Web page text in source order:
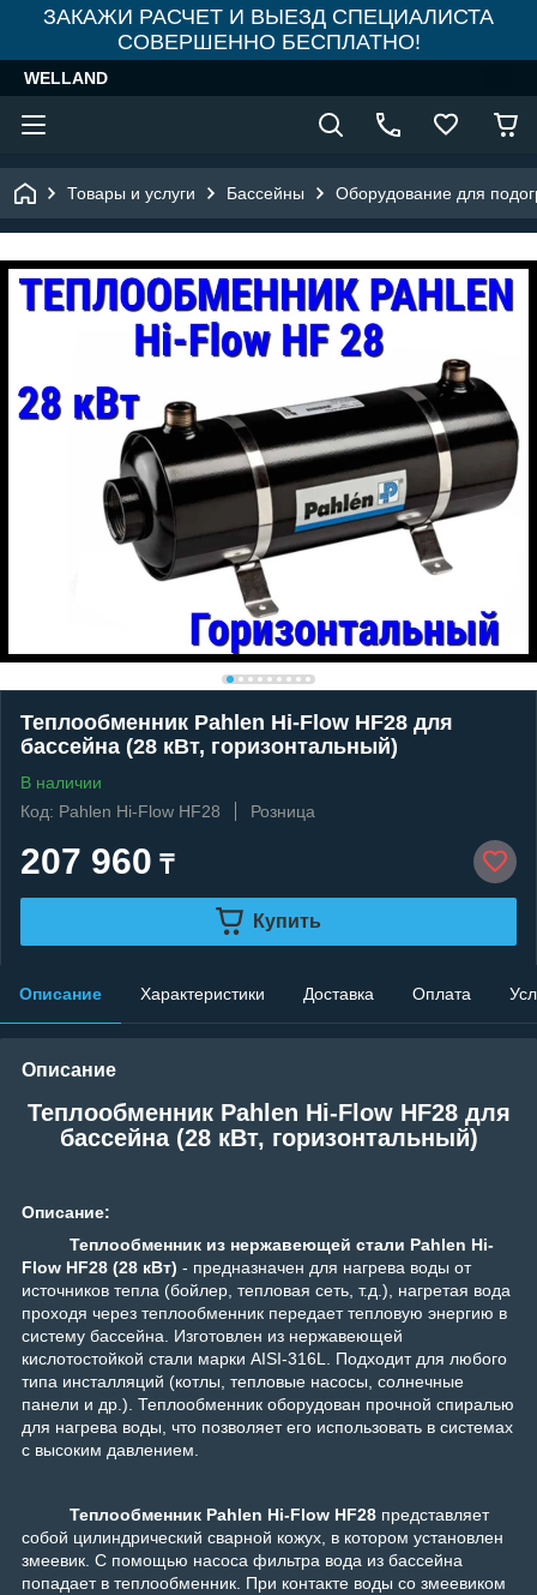
ЗАКАЖИ РАСЧЕТ И ВЫЕЗД СПЕЦИАЛИСТА
СОВЕРШЕННО БЕСПЛАТНО!
WELLAND
Товары и услуги Бассейны Оборудование для
Теплообменник Pahlen Hi-Flow HF28 для
бассейна (28 кВт, горизонтальный)
В наличии
Код: Pahlen Hi-Flow HF28
Розница
207 960 ₸
Купить
Описание Характеристики Доставка Оплата
Описание
Теплообменник Pahlen Hi-Flow HF28 для
бассейна (28 кВт, горизонтальный)
Описание:
Теплообменник из нержавеющей стали Pahlen Hi-
Flow HF28 (28 кВт) - предназначен для нагрева воды от
источников тепла (бойлер, тепловая сеть, т.д.), нагретая вода
проходя через теплообменник передает тепловую энергию в
систему бассейна. Изготовлен из нержавеющей
кислотостойкой стали марки AISI-316L. Подходит для любого
типа инсталляций (котлы, тепловые насосы, солнечные
панели и др.). Теплообменник оборудован прочной спиралью
для нагрева воды, что позволяет его использовать в системах
с высоким давлением.
Теплообменник Pahlen Hi-Flow HF28 представляет
собой цилиндрический сварной кожух, в котором установлен
змеевик. С помощью насоса фильтра вода из бассейна
попадает в теплообменник. При контакте воды со змеевиком